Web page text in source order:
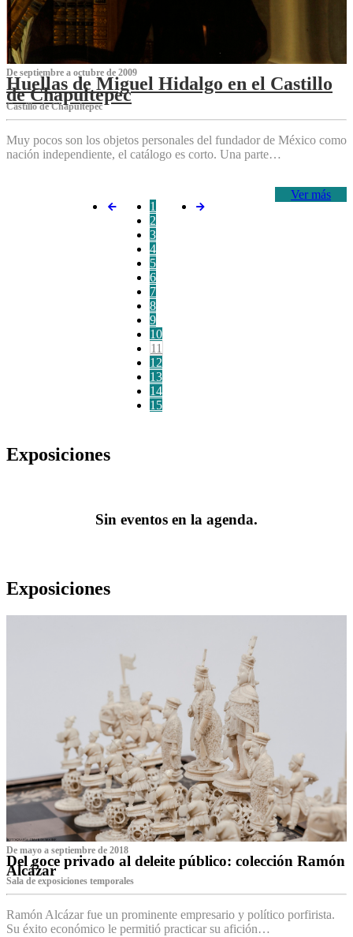
De septiembre a octubre de 2009
Huellas de Miguel Hidalgo en el Castillo
de Chapultepec
Castillo de Chapultepec
Muy pocos son los objetos personales del fundador de México como
nación independiente, el catálogo es corto. Una parte…
Ver más
1
2
3
4
5
6
7
8
9
10
11
12
13
14
15
Exposiciones
Sin eventos en la agenda.
Exposiciones
De mayo a septiembre de 2018
Del goce privado al deleite público: colección Ramón
Alcázar
Sala de exposiciones temporales
Ramón Alcázar fue un prominente empresario y político porfirista.
Su éxito económico le permitió practicar su afición…